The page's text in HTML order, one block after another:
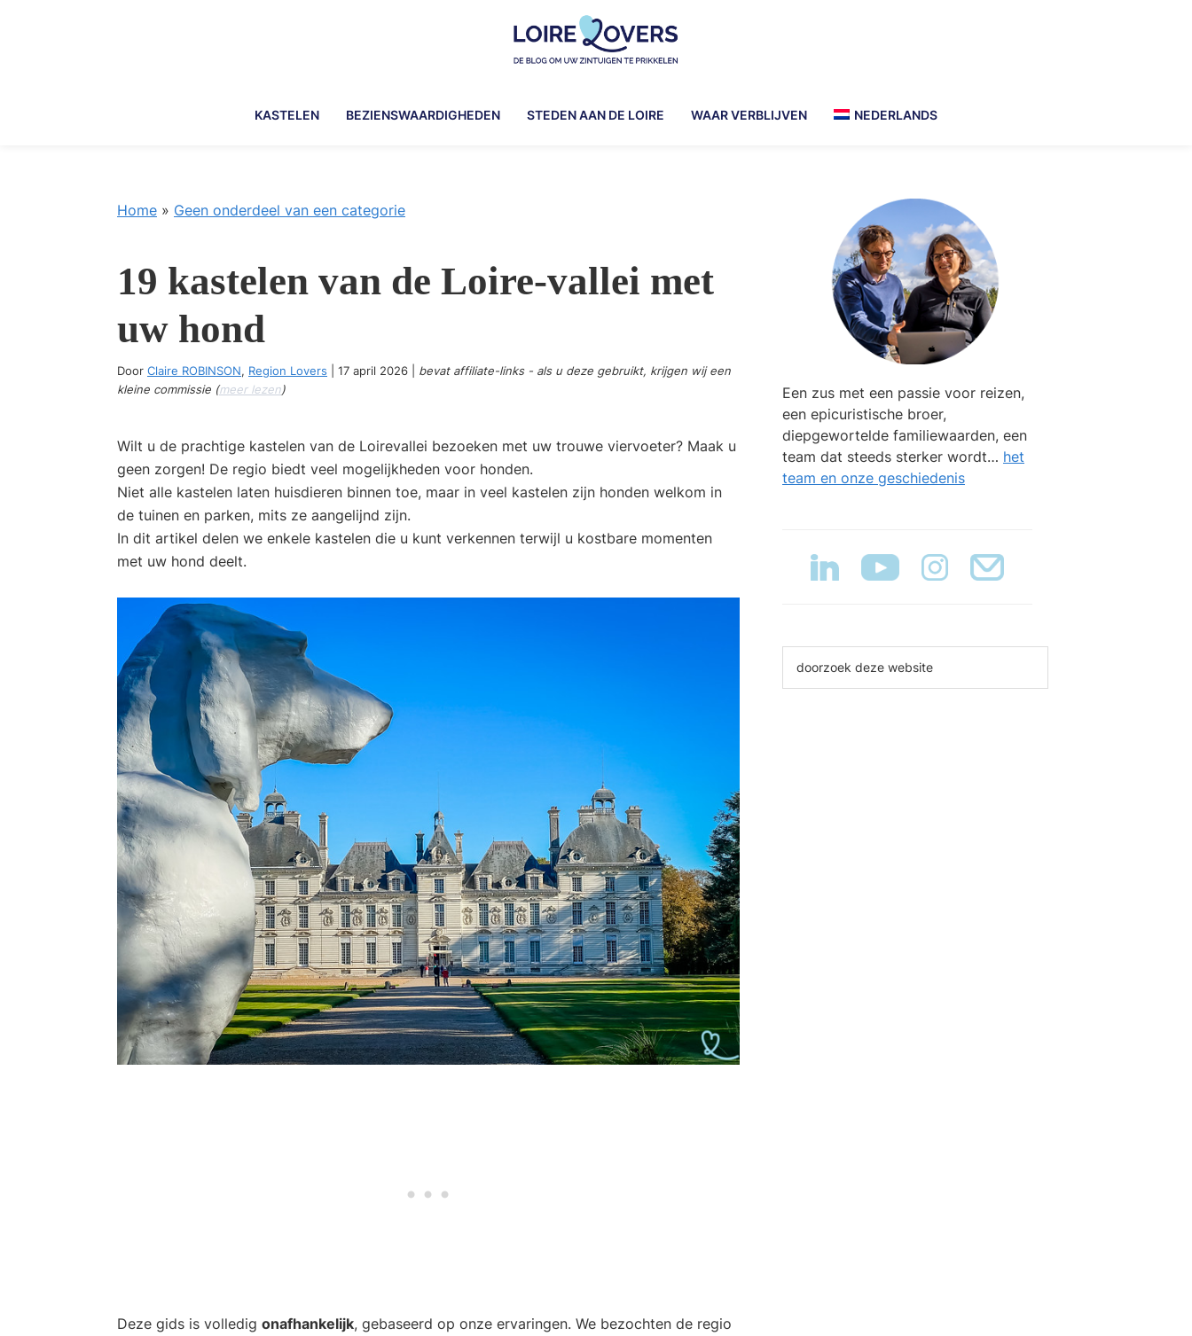
Lovers
Ihre
vallei
-
van
Manu
KASTELEN BEZIENSWAARDIGHEDEN STEDEN AAN DE LOIRE WAAR VERBLIJVEN NEDERLANDS
Home » Geen onderdeel van een categorie
19 kastelen van de Loire-vallei met
uw hond
Door Claire ROBINSON, Region Lovers 17 april 2026
bevat affiliate-links - als u deze gebruikt, krijgen wij een
kleine commissie (meer lezen)
Wilt u de prachtige kastelen van de Loirevallei bezoeken met uw trouwe viervoeter? Maak u
geen zorgen! De regio biedt veel mogelijkheden voor honden.
Niet alle kastelen laten huisdieren binnen toe, maar in veel kastelen zijn honden welkom in
de tuinen en parken, mits ze aangelijnd zijn.
In dit artikel delen we enkele kastelen die u kunt verkennen terwijl u kostbare momenten
met uw hond deelt.
Deze gids is volledig onafhankelijk, gebaseerd op onze ervaringen. We bezochten de regio
Primary
Sidebar
Een zus met een passie voor reizen,
een epicuristische broer,
diepgewortelde familiewaarden, een
team dat steeds sterker wordt… het
team en onze geschiedenis
deze